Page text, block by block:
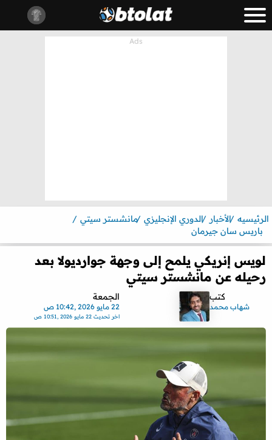
الرئيسيه الأخبار الدوري الإنجليزي مانشستر سيتي
باريس سان جيرمان
لويس إنريكي يلمح إلى وجهة جوارديولا بعد
رحيله عن مانشستر سيتي
كتب
شهاب محمد
الجمعة
22 مايو 2026 ,10:42 ص
اخر تحديث22 مايو 2026 ,10:51 ص